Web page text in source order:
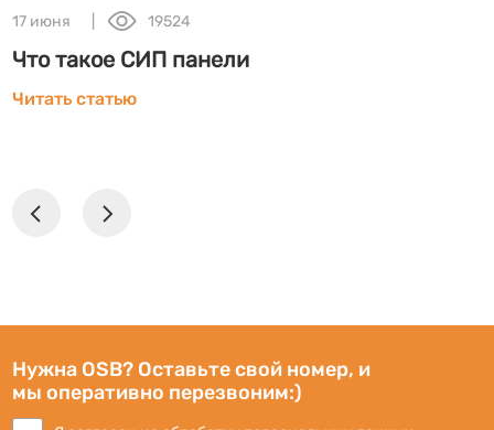
17 июня 19524
Что такое СИП панели
Читать статью
Нужна OSB? Оставьте свой номер, и
мы оперативно перезвоним:)